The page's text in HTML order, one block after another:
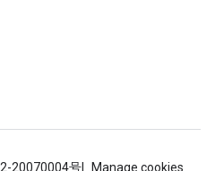
20070004号 Manage cookies